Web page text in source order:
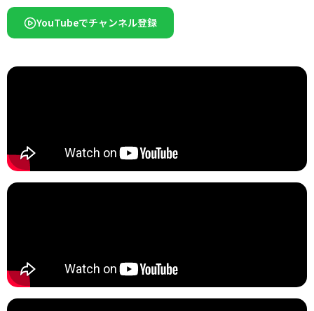
YouTubeでチャンネル登録